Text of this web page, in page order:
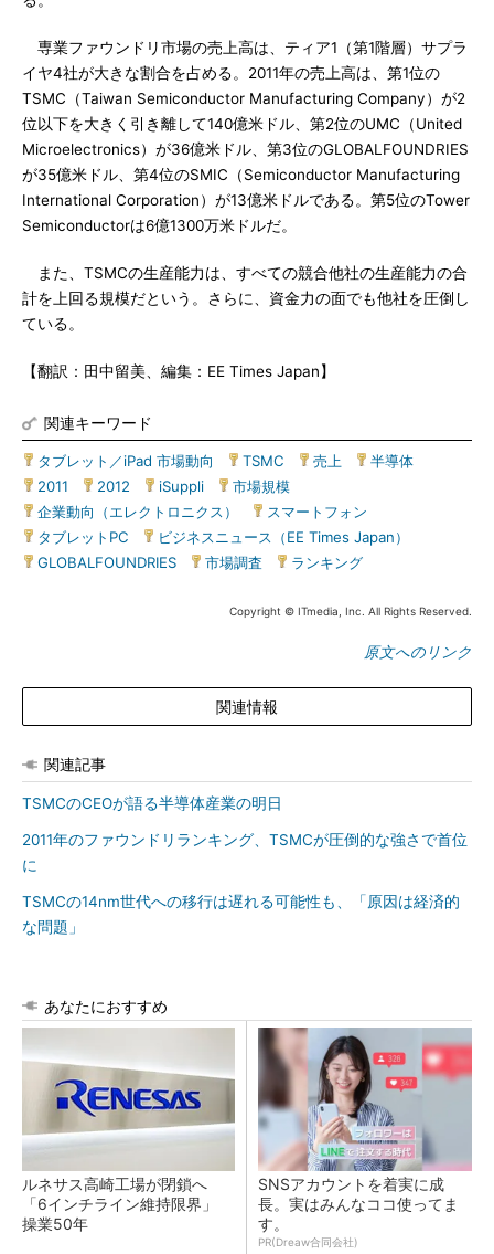
専業ファウンドリ市場の売上高は、ティア1（第1階層）サプラ
イヤ4社が大きな割合を占める。2011年の売上高は、第1位の
TSMC（Taiwan Semiconductor Manufacturing Company）が2
位以下を大きく引き離して140億米ドル、第2位のUMC（United
Microelectronics）が36億米ドル、第3位のGLOBALFOUNDRIES
が35億米ドル、第4位のSMIC（Semiconductor Manufacturing
International Corporation）が13億米ドルである。第5位のTower
Semiconductorは6億1300万米ドルだ。
また、TSMCの生産能力は、すべての競合他社の生産能力の合
計を上回る規模だという。さらに、資金力の面でも他社を圧倒し
ている。
【翻訳：田中留美、編集：EE Times Japan】
関連キーワード
タブレット／iPad 市場動向 TSMC 売上 半導体
2011
2012 iSuppli 市場規模
企業動向（エレクトロニクス）
スマートフォン
タブレットPC
ビジネスニュース（EE Times Japan）
GLOBALFOUNDRIES
市場調査 ランキング
Copyright © ITmedia, Inc. All Rights Reserved.
原文へのリンク
関連情報
関連記事
TSMCのCEOが語る半導体産業の明日
2011年のファウンドリランキング、TSMCが圧倒的な強さで首位
に
TSMCの14nm世代への移行は遅れる可能性も、「原因は経済的
な問題」
あなたにおすすめ
ルネサス高崎工場が閉鎖へ
「6インチライン維持限界」
操業50年
SNSアカウントを着実に成
長。実はみんなココ使ってま
す。
PR(Dreaw合同会社)